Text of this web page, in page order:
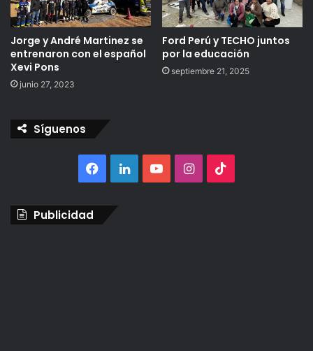
Jorge y André Martinez se
entrenaron con el español
Xevi Pons
junio 27, 2023
Ford Perú y TECHO juntos
por la educación
septiembre 21, 2025
Síguenos
Facebook
LinkedInYouTubeInstagram
Publicidad